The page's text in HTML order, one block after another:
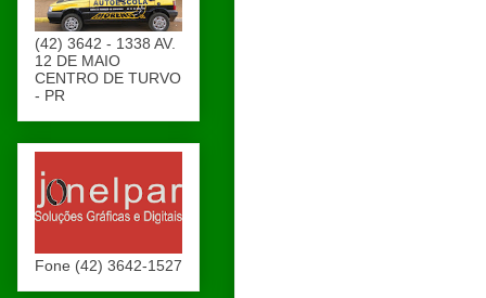
(42) 3642 - 1338 AV.
12 DE MAIO
CENTRO DE TURVO
- PR
Fone (42) 3642-1527